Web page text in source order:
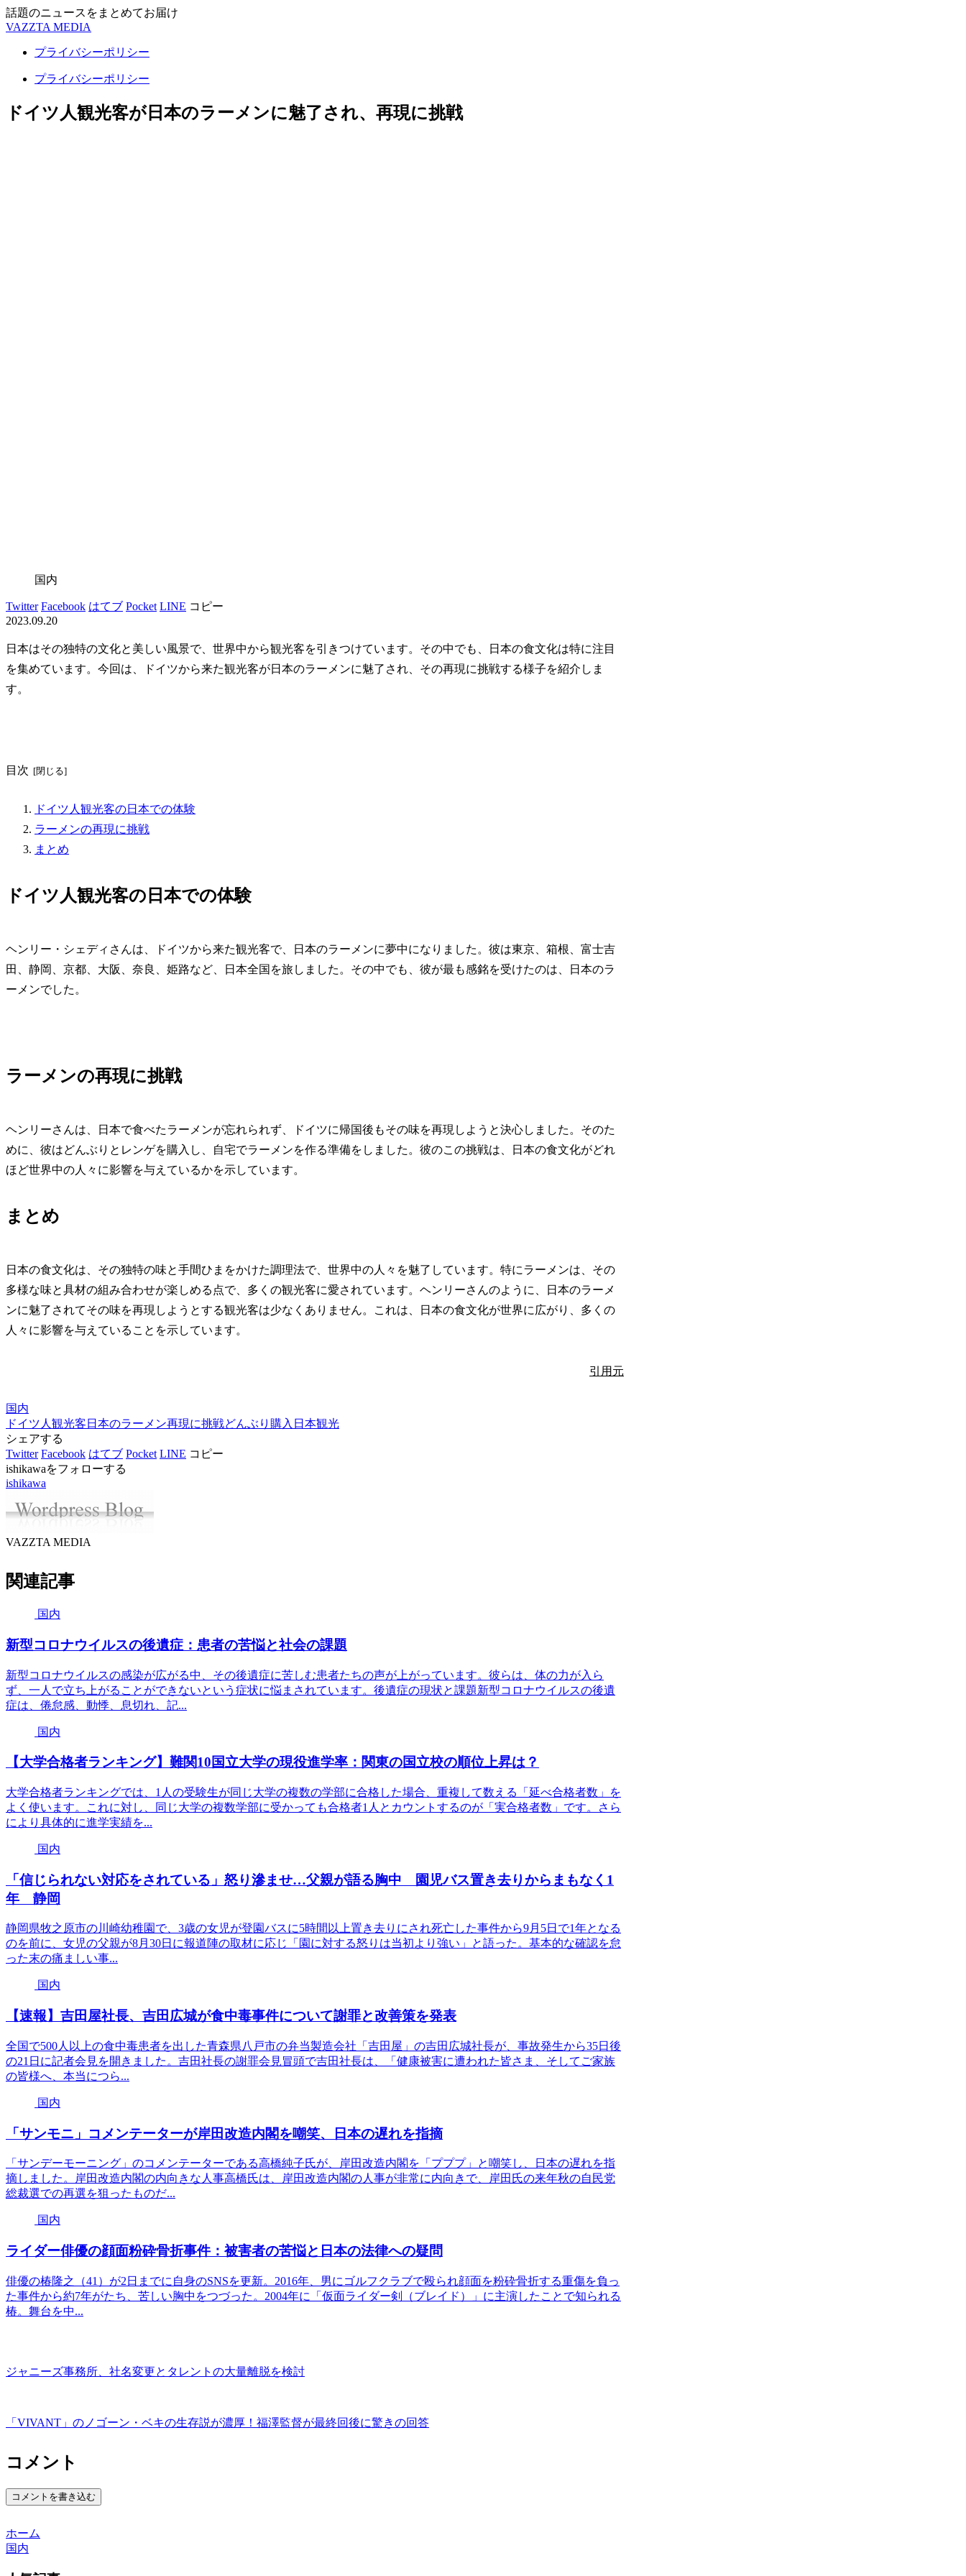
話題のニュースをまとめてお届け
VAZZTA MEDIA
プライバシーポリシー
プライバシーポリシー
ドイツ人観光客が日本のラーメンに魅了され、再現に挑戦
国内
Twitter Facebook はてブ Pocket LINE コピー
2023.09.20
日本はその独特の文化と美しい風景で、世界中から観光客を引きつけています。その中でも、日本の食文化は特に注目
を集めています。今回は、ドイツから来た観光客が日本のラーメンに魅了され、その再現に挑戦する様子を紹介しま
す。
目次
ドイツ人観光客の日本での体験
ラーメンの再現に挑戦
まとめ
ドイツ人観光客の日本での体験
ヘンリー・シェディさんは、ドイツから来た観光客で、日本のラーメンに夢中になりました。彼は東京、箱根、富士吉
田、静岡、京都、大阪、奈良、姫路など、日本全国を旅しました。その中でも、彼が最も感銘を受けたのは、日本のラ
ーメンでした。
ラーメンの再現に挑戦
ヘンリーさんは、日本で食べたラーメンが忘れられず、ドイツに帰国後もその味を再現しようと決心しました。そのた
めに、彼はどんぶりとレンゲを購入し、自宅でラーメンを作る準備をしました。彼のこの挑戦は、日本の食文化がどれ
ほど世界中の人々に影響を与えているかを示しています。
まとめ
日本の食文化は、その独特の味と手間ひまをかけた調理法で、世界中の人々を魅了しています。特にラーメンは、その
多様な味と具材の組み合わせが楽しめる点で、多くの観光客に愛されています。ヘンリーさんのように、日本のラーメ
ンに魅了されてその味を再現しようとする観光客は少なくありません。これは、日本の食文化が世界に広がり、多くの
人々に影響を与えていることを示しています。
引用元
国内
ドイツ人観光客 日本のラーメン再現に挑戦どんぶり購入 日本観光
シェアする
Twitter Facebook はてブ Pocket LINE コピー
ishikawaをフォローする
ishikawa
VAZZTA MEDIA
関連記事
国内
新型コロナウイルスの後遺症：患者の苦悩と社会の課題
新型コロナウイルスの感染が広がる中、その後遺症に苦しむ患者たちの声が上がっています。彼らは、体の力が入ら
ず、一人で立ち上がることができないという症状に悩まされています。後遺症の現状と課題新型コロナウイルスの後遺
症は、倦怠感、動悸、息切れ、記...
国内
【大学合格者ランキング】難関10国立大学の現役進学率：関東の国立校の順位上昇は？
大学合格者ランキングでは、1人の受験生が同じ大学の複数の学部に合格した場合、重複して数える「延べ合格者数」を
よく使います。これに対し、同じ大学の複数学部に受かっても合格者1人とカウントするのが「実合格者数」です。さら
により具体的に進学実績を...
国内
「信じられない対応をされている」怒り滲ませ…父親が語る胸中 園児バス置き去りからまもなく1
年 静岡
静岡県牧之原市の川崎幼稚園で、3歳の女児が登園バスに5時間以上置き去りにされ死亡した事件から9月5日で1年となる
のを前に、女児の父親が8月30日に報道陣の取材に応じ「園に対する怒りは当初より強い」と語った。基本的な確認を怠
った末の痛ましい事...
国内
【速報】吉田屋社長、吉田広城が食中毒事件について謝罪と改善策を発表
全国で500人以上の食中毒患者を出した青森県八戸市の弁当製造会社「吉田屋」の吉田広城社長が、事故発生から35日後
の21日に記者会見を開きました。吉田社長の謝罪会見冒頭で吉田社長は、「健康被害に遭われた皆さま、そしてご家族
の皆様へ、本当につら...
国内
「サンモニ」コメンテーターが岸田改造内閣を嘲笑、日本の遅れを指摘
「サンデーモーニング」のコメンテーターである高橋純子氏が、岸田改造内閣を「プププ」と嘲笑し、日本の遅れを指
摘しました。岸田改造内閣の内向きな人事高橋氏は、岸田改造内閣の人事が非常に内向きで、岸田氏の来年秋の自民党
総裁選での再選を狙ったものだ...
国内
ライダー俳優の顔面粉砕骨折事件：被害者の苦悩と日本の法律への疑問
俳優の椿隆之（41）が2日までに自身のSNSを更新。2016年、男にゴルフクラブで殴られ顔面を粉砕骨折する重傷を負っ
た事件から約7年がたち、苦しい胸中をつづった。2004年に「仮面ライダー剣（ブレイド）」に主演したことで知られる
椿。舞台を中...
ジャニーズ事務所、社名変更とタレントの大量離脱を検討
「VIVANT」のノゴーン・ベキの生存説が濃厚！福澤監督が最終回後に驚きの回答
コメント
コメントを書き込む
ホーム
国内